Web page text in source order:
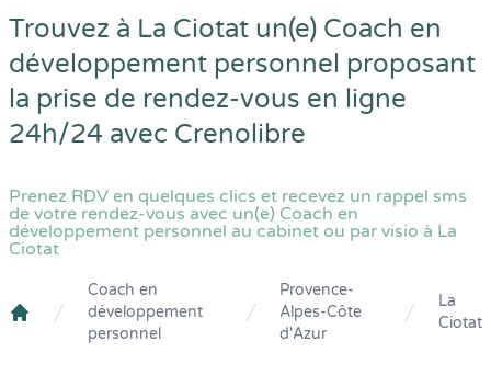
Trouvez à La Ciotat un(e) Coach en
développement personnel proposant
la prise de rendez-vous en ligne
24h/24 avec Crenolibre
Prenez RDV en quelques clics et recevez un rappel sms
de votre rendez-vous avec un(e) Coach en
développement personnel au cabinet ou par visio à La
Ciotat
Crenolibre
Coach en
développement
personnel
Provence-
Alpes-Côte
d'Azur
La
Ciotat